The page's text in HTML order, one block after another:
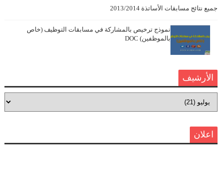
جميع نتائج مسابقات الأساتذة 2013/2014
نموذج ترخيص بالمشاركة في مسابقات التوظيف (خاص
بالموظفين) DOC
الأرشيف
اعلان